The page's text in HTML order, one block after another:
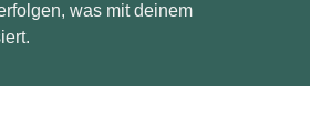
was mit deinem